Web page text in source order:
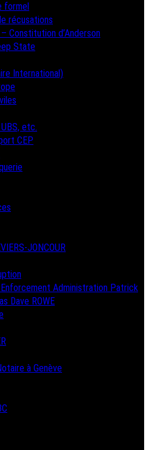
formel
récusations
Constitution d’Anderson
State
International)
etc.
CEP
JONCOUR
Enforcement Administration Patrick
Dave ROWE
à Genève